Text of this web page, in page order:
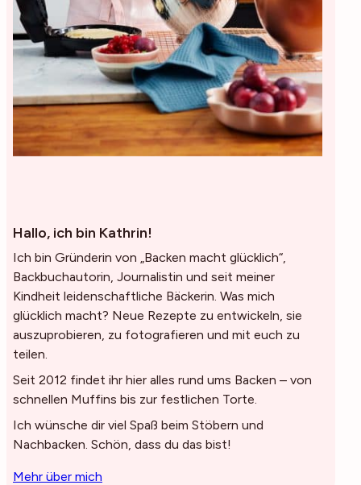
Hallo, ich bin Kathrin!
Ich bin Gründerin von „Backen macht glücklich“,
Backbuchautorin, Journalistin und seit meiner
Kindheit leidenschaftliche Bäckerin. Was mich
glücklich macht? Neue Rezepte zu entwickeln, sie
auszuprobieren, zu fotografieren und mit euch zu
teilen.
Seit 2012 findet ihr hier alles rund ums Backen – von
schnellen Muffins bis zur festlichen Torte.
Ich wünsche dir viel Spaß beim Stöbern und
Nachbacken. Schön, dass du das bist!
Mehr über mich